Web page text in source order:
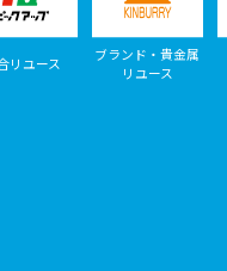
リユース
ブランド・貴金属
リユース